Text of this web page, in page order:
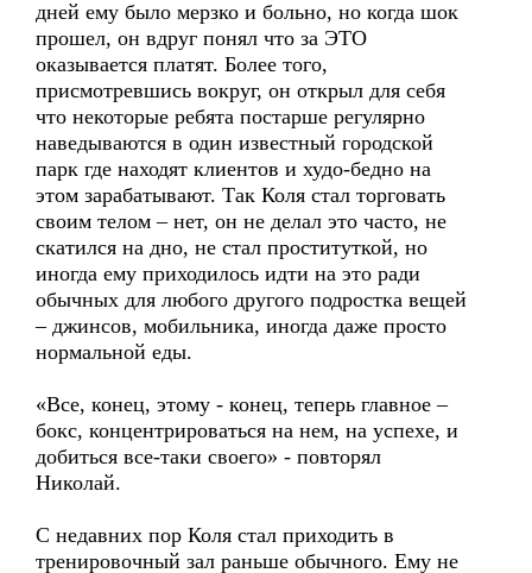
дней ему было мерзко и больно, но когда шок
прошел, он вдруг понял что за ЭТО
оказывается платят. Более того,
присмотревшись вокруг, он открыл для себя
что некоторые ребята постарше регулярно
наведываются в один известный городской
парк где находят клиентов и худо-бедно на
этом зарабатывают. Так Коля стал торговать
своим телом – нет, он не делал это часто, не
скатился на дно, не стал проституткой, но
иногда ему приходилось идти на это ради
обычных для любого другого подростка вещей
– джинсов, мобильника, иногда даже просто
нормальной еды.
«Все, конец, этому - конец, теперь главное –
бокс, концентрироваться на нем, на успехе, и
добиться все-таки своего» - повторял
Николай.
С недавних пор Коля стал приходить в
тренировочный зал раньше обычного. Ему не